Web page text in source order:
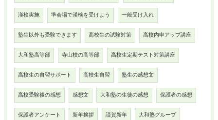
漢検実施 準会場で漢検を受けよう 一般受け入れ
塾生以外も受験できます 高校生の試験対策 高校内申アップ講座
大和塾高等部 寺山校の高等部 高校生定期テスト対策講座
高校生の自習サポート 高校生自習 塾生の感想文
高校受験後の感想 感想文 大和塾の生徒の感想 保護者の感想
保護者アンケート 新年挨拶 謹賀新年 大和塾グループ